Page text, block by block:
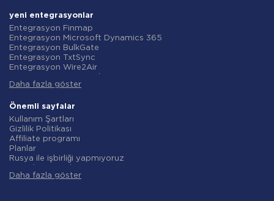
Entegrasyon ClickUp
Entegrasyon Airtable
Entegrasyon Google Contacts
Entegrasyon OpenAI (ChatGPT)
Entegrasyon Instagram
Entegrasyon ActiveCampaign
Entegrasyon Typeform
Entegrasyon Salesforce CRM
Entegrasyon Notion
Entegrasyon AWeber
Entegrasyon Asana
Entegrasyon ZOHO CRM
Entegrasyon Webhooks
Entegrasyon GetResponse
Entegrasyon WooCommerce
yeni entegrasyonlar
Entegrasyon Finmap
Entegrasyon Microsoft Dynamics 365
Entegrasyon BulkGate
Entegrasyon TxtSync
Entegrasyon Wire2Air
Entegrasyon Infobip
Entegrasyon AtomPark
Entegrasyon TXTImpact
Entegrasyon Campaign Monitor
Entegrasyon CM.com
Entegrasyon D7 Networks
Entegrasyon SMS.to
Entegrasyon SMSGlobal
Entegrasyon Textlocal
Daha fazla göster
Önemli sayfalar
Kullanım Şartları
Gizlilik Politikası
Affiliate programı
Planlar
Rusya ile işbirliği yapmıyoruz
iade politikasi
Daha fazla göster